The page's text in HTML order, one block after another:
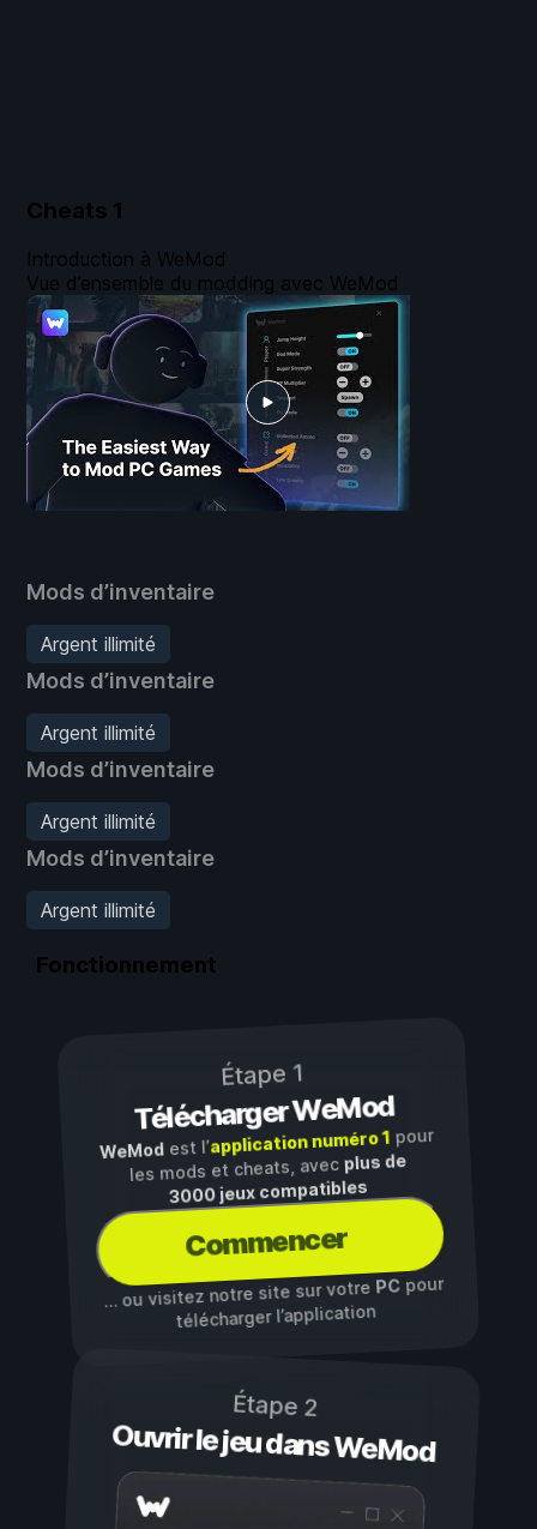
Cheats 1
Mods d’inventaire
Argent illimité
Mods d’inventaire
Argent illimité
Mods d’inventaire
Argent illimité
Mods d’inventaire
Argent illimité
Introduction à WeMod
Vue d’ensemble du modding avec WeMod
Fonctionnement
Étape 1
Télécharger WeMod
WeModest l’application numéro 1pour
les mods et cheats, avec plus de
3000 jeux compatibles
Commencer
… ou visitez notre site sur votre PCpour
télécharger l’application
Étape 2
Ouvrir le jeu dans WeMod